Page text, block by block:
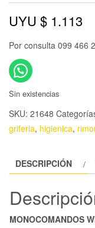
UYU $ 1.113
Por consulta 099 466
Sin existencias
SKU: 21648
griferia, higienica,
DESCRIPCIÓN
MONOCOMANDOS